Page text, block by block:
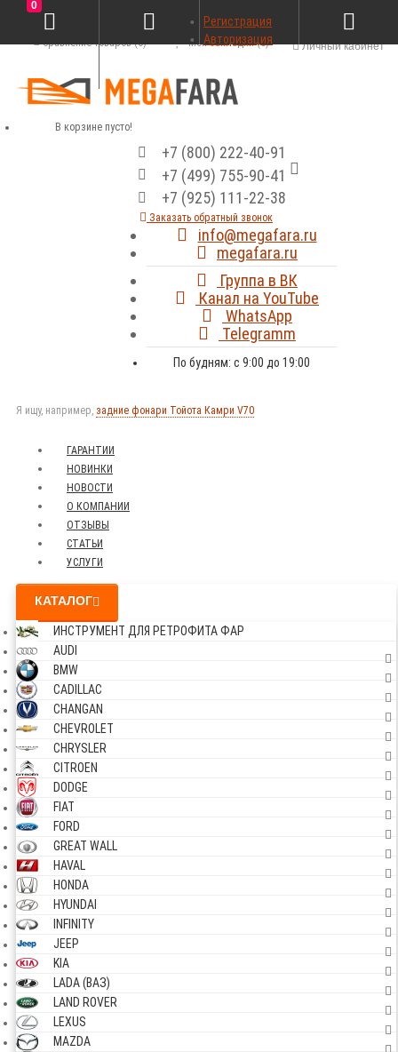
Личный кабинет
Мои закладки (0)
Сравнение товаров (0)
+7 (800) 222-40-91
+7 (499) 755-90-41
+7 (925) 111-22-38
Заказать обратный звонок
info@megafara.ru
megafara.ru
Группа в ВК
Канал на YouTube
WhatsApp
Telegramm
По будням: с 9:00 до 19:00
Я ищу, например, задние фонари Тойота Камри V70
Регистрация
Авторизация
0
В корзине пусто!
ГАРАНТИИ
НОВИНКИ
НОВОСТИ
О КОМПАНИИ
ОТЗЫВЫ
СТАТЬИ
УСЛУГИ
КАТАЛОГ
ИНСТРУМЕНТ ДЛЯ РЕТРОФИТА ФАР
AUDI
BMW
CADILLAC
CHANGAN
CHEVROLET
CHRYSLER
CITROEN
DODGE
FIAT
FORD
GREAT WALL
HAVAL
HONDA
HYUNDAI
INFINITY
JEEP
KIA
LADA (ВАЗ)
LAND ROVER
LEXUS
MAZDA